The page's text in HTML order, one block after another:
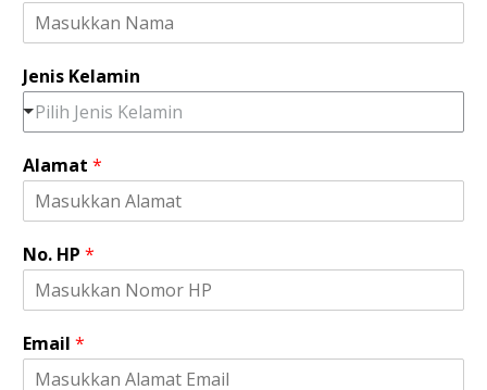
Jenis Kelamin
Pilih Jenis Kelamin
Alamat *
*
H
H
No. HP *
Email *